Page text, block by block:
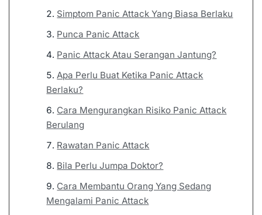
Simptom Panic Attack Yang Biasa Berlaku
Punca Panic Attack
Panic Attack Atau Serangan Jantung?
Apa Perlu Buat Ketika Panic Attack
Berlaku?
Cara Mengurangkan Risiko Panic Attack
Berulang
Rawatan Panic Attack
Bila Perlu Jumpa Doktor?
Cara Membantu Orang Yang Sedang
Mengalami Panic Attack